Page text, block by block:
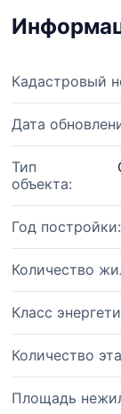
Кадастровый
Дата
Тип
объекта:
Год постройки:
Количество
Класс
Количество
Площадь